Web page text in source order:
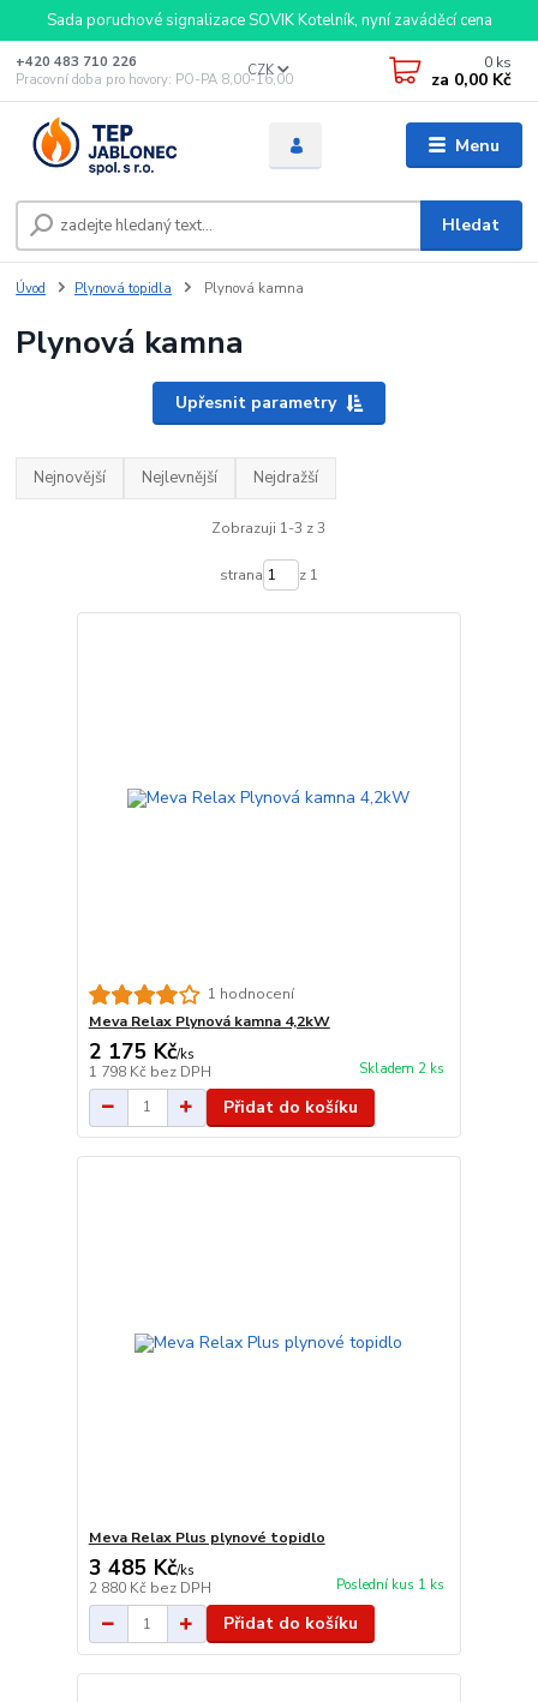
Sada poruchové signalizace SOVIK Kotelník, nyní zaváděcí cena
Menu
CZK
Hledat
+420 483 710 226
Pracovní doba pro hovory: PO-PA 8,00-16,00
0 ks
za 0,00 Kč
Úvod Plynová topidla Plynová kamna
Plynová kamna
Upřesnit parametry
Nejnovější Nejlevnější Nejdražší
Zobrazuji 1-3 z 3
strana z 1
1 hodnocení
Meva Relax Plynová kamna 4,2kW
2 175 Kč/ks
1 798 Kč bez DPH Skladem 2 ks
Přidat do košíku
Meva Relax Plus plynové topidlo
3 485 Kč/ks
2 880 Kč bez DPH Poslední kus 1 ks
Přidat do košíku